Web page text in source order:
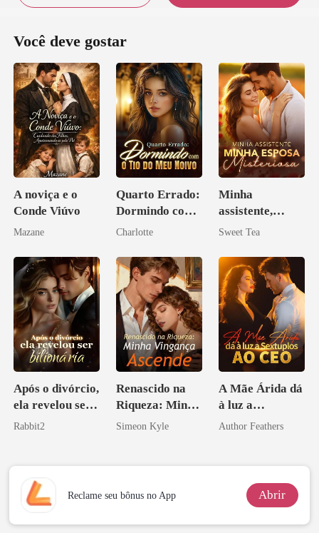
Você deve gostar
A noviça e o
Conde Viúvo
Mazane
Quarto Errado:
Dormindo com
o Tio do Meu
Charlotte
Minha
assistente,
minha esposa
Sweet Tea
Após o divórcio,
ela revelou ser
bilionária
Rabbit2
Renascido na
Riqueza: Minha
Vingança
Simeon Kyle
A Mãe Árida dá
à luz a
Sextuplos ao
Author Feathers
Reclame seu bônus no App Abrir